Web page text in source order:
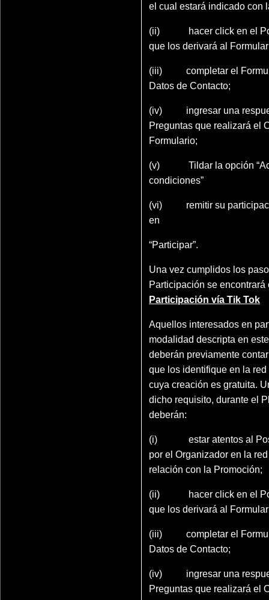
el cual estará indicado con
(ii) hacer click en el
que los derivará al
(iii) completar el
Datos de Contacto;
(iv) ingresar una
Preguntas que realizará el
Formulario;
(v) Tildar la opción
condiciones”
(vi) remitir su
en
“Participar”.
Una vez cumplidos los
Participación se encontrará
Participación vía Tik Tok
Aquellos interesados en
modalidad descripta en
deberán previamente
que los identifique en la red
cuya creación es gratuita.
dicho requisito, durante el
deberán:
(i) estar atentos al
por el Organizador en la
relación con la Promoción;
(ii) hacer click en el
que los derivará al
(iii) completar el
Datos de Contacto;
(iv) ingresar una
Preguntas que realizará el